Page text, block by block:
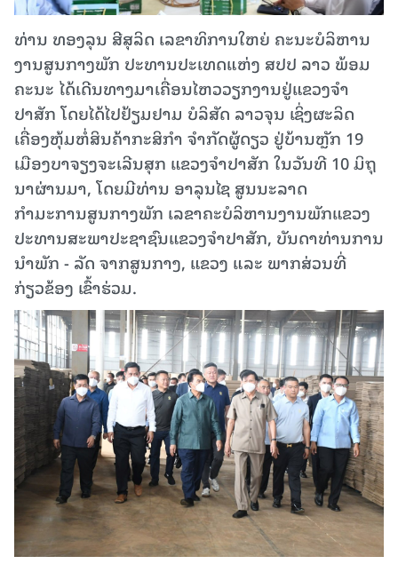
ທ່ານ ທອງລຸນ ສີສຸລິດ​ ເລຂາທິການໃຫຍ່ ຄະ​ນະ​ບໍ​ລິ​ຫານ​
ງານ​ສູນ​ກາງ​ພັກ​ ປະທານ​ປະເທດ​ແຫ່ງ ສປປ ລາວ​ ພ້ອມ
ຄະນະ​ ໄດ້ເດີນທາງມາເຄື່ອນໄຫວວຽກງານຢູ່ແຂວງຈໍາ
ປາສັກ​ ໂດຍໄດ້ໄປຢ້ຽມຢາມ​ ບໍລິສັດ ລາວຈຸນ ເຊິ່ງຜະລິດ
ເຄື່ອງຫຸ້ມຫໍ່ສິນຄ້າກະສິກຳ ຈຳກັດຜູ້ດຽວ ຢູ່ບ້ານຫຼັກ 19
ເມືອງບາຈຽງຈະເລີນສຸກ ແຂວງ​ຈຳ​ປາ​ສັກ ໃນ​ວັນ​ທີ 10 ມິ​ຖຸ​
ນາ​ຜ່ານ​ມາ,​ ໂດຍມີທ່ານ ອາລຸນໄຊ ສູນນະລາດ
ກຳມະການສູນກາງພັກ ເລຂາຄະບໍລິຫານງານພັກແຂວງ
ປະທານ​ສະພາ​ປະຊາຊົນ​ແຂວງຈໍາປາສັກ,​ ບັນດາທ່ານການ
ນໍາພັກ​ - ລັດ​ ຈາກສູນກາງ,​ ແຂວງ ແລະ ພາກສ່ວນທີ່
ກ່ຽວຂ້ອງ ​ເຂົ້າ​ຮ່ວມ.​